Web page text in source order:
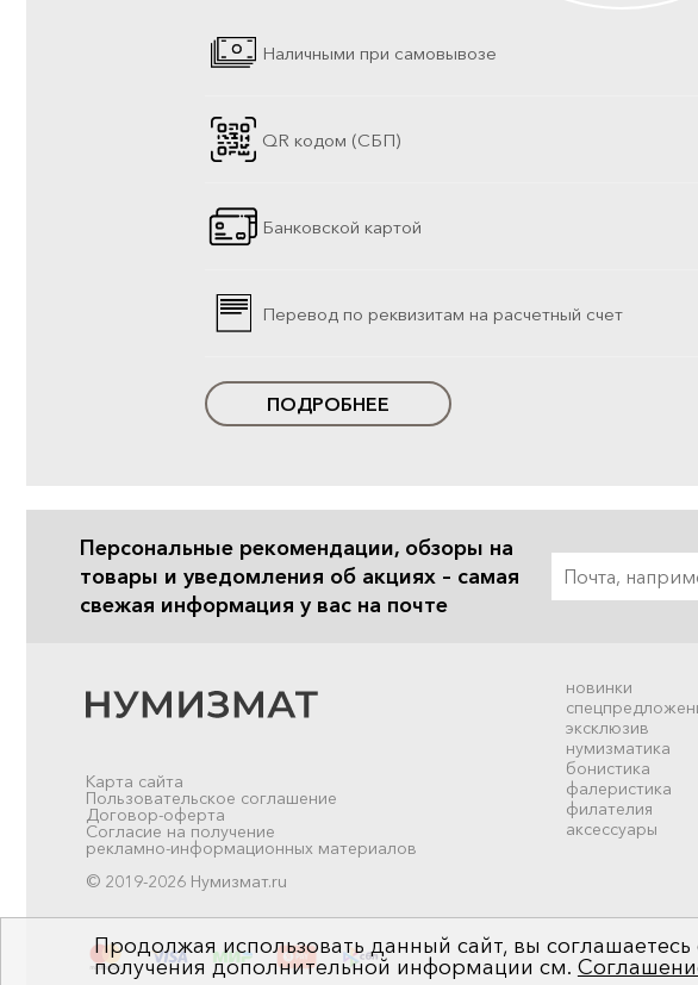
Наличными при самовывозе
QR кодом (СБП)
Банковской картой
Перевод по реквизитам на расчетный счет
ПОДРОБНЕЕ
Персональные рекомендации, обзоры на
товары и уведомления об акциях – самая
свежая информация у вас на почте
новинки
эксклюзив
нумизматика
бонистика
фалеристика
филателия
аксессуары
Карта сайта
Пользовательское соглашение
Договор-оферта
Согласие на получение
рекламно-информационных материалов
© 2019-2026 Нумизмат.ru
Продолжая использовать данный сайт, вы
получения дополнительной информации см.